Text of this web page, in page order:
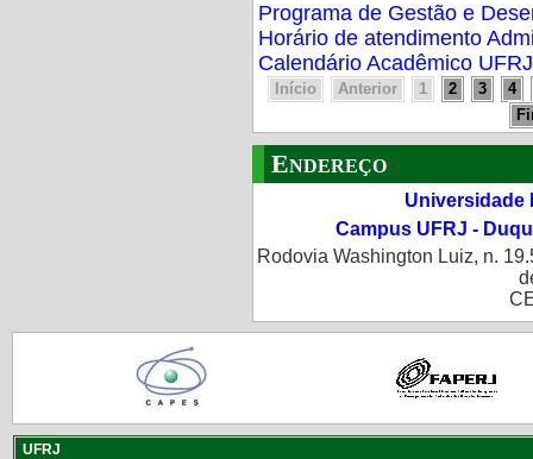
Programa de Gestão e
Horário de atendimento
Calendário Acadêmico
Início Anterior 1 2 3
4
Endereço
Universidade
Campus UFRJ -
Rodovia Washington Luiz, n.
UFRJ